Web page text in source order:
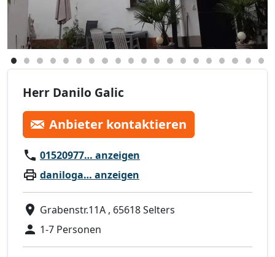
Herr Danilo Galic
Anbieter kontaktieren
01520977… anzeigen
daniloga… anzeigen
Grabenstr.11A , 65618 Selters
1-7 Personen